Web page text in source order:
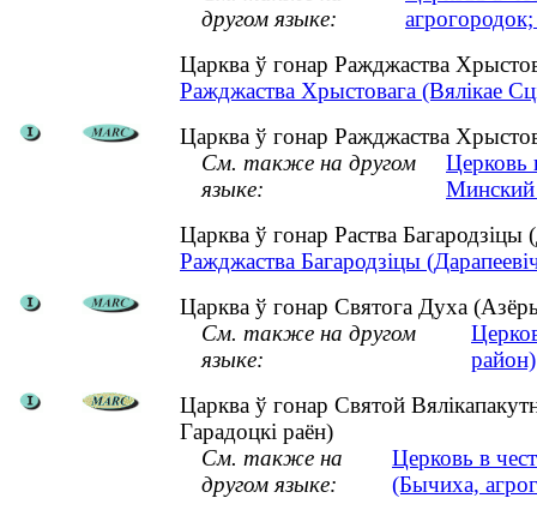
другом языке:
Царква ў гонар Ражджаства
Ражджаства Хрыстовага (Вялікае
Царква ў гонар Ражджаства
См. также на другом
языке:
Церковь
Минский
Царква ў гонар Раства
Ражджаства Багародзіцы
Царква ў гонар Святога Духа
См. также на другом
языке:
район)
Царква ў гонар Святой
Гарадоцкі раён)
См. также на
другом языке:
Церковь в
(Бычиха,